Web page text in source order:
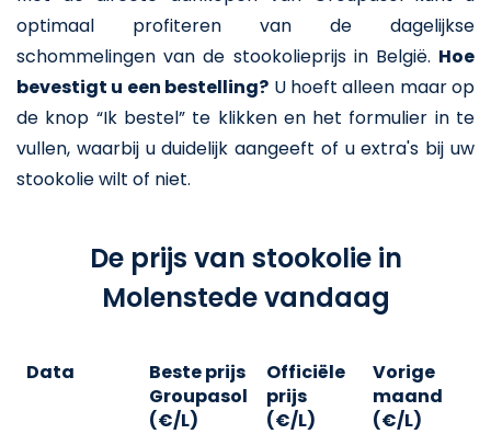
optimaal profiteren van de dagelijkse
schommelingen van de stookolieprijs in België. Hoe
bevestigt u een bestelling? U hoeft alleen maar op
de knop “Ik bestel” te klikken en het formulier in te
vullen, waarbij u duidelijk aangeeft of u extra's bij uw
stookolie wilt of niet.
De prijs van stookolie in
Molenstede vandaag
Data
Beste prijs
Groupasol
(€/L)
Officiële
prijs
(€/L)
Vorige
maand
(€/L)